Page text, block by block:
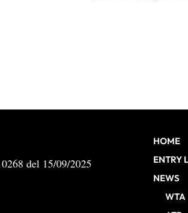
del 15/09/2025
HOME
ENTRY
NEWS
WTA